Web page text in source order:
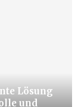
Lösung
und